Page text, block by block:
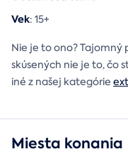
Vek: 15+
Nie je to ono? Tajomný
skúsených nie je to, čo
iné z našej kategórie
Miesta konania